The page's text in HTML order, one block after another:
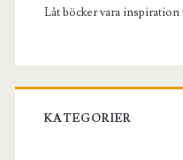
Låt böcker vara inspiration
KATEGORIER